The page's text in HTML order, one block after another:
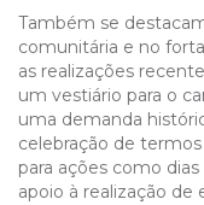
Também se
comunitária e no
as realizações
um vestiário para o
uma demanda
celebração de
para ações como
apoio à realização de